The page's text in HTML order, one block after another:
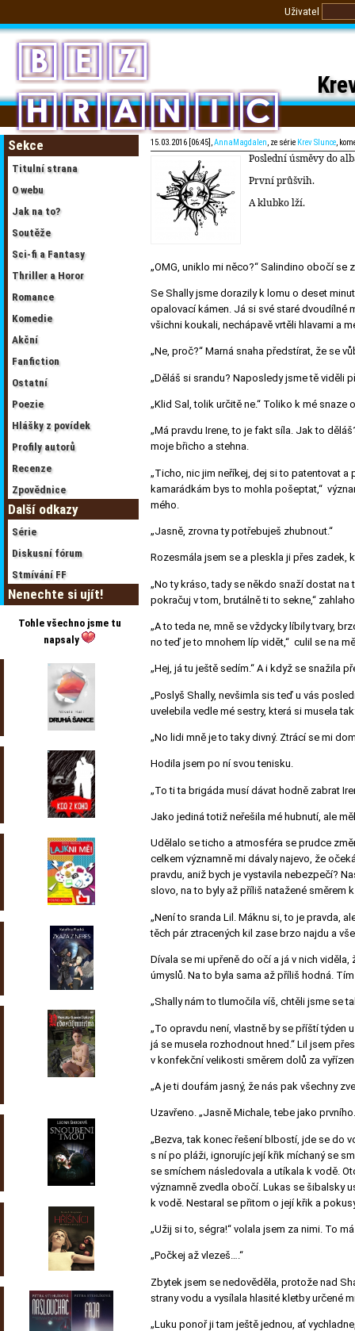
Uživatel
Sekce
Titulní strana
O webu
Jak na to?
Soutěže
Sci-fi a Fantasy
Thriller a Horor
Romance
Komedie
Akční
Fanfiction
Ostatní
Poezie
Hlášky z povídek
Profily autorů
Recenze
Zpovědnice
Další odkazy
Série
Diskusní fórum
Stmívání FF
Nenechte si ujít!
Tohle všechno jsme tu
napsaly
15.03.2016 [06:45],AnnaMagdalen, ze série Krev Slunce,
Poslední úsměvy do
První průšvih.
A klubko lží.
„OMG, uniklo mi něco?“ Salindino obočí
Se Shally jsme dorazily k lomu o deset
opalovací kámen. Já si své staré dvoudílné
všichni koukali, nechápavě vrtěli hlavami a
„Ne, proč?“ Marná snaha předstírat, že se
„Děláš si srandu? Naposledy jsme tě viděli
„Klid Sal, tolik určitě ne.“ Toliko k mé snaze
„Má pravdu Irene, to je fakt síla. Jak to
moje břicho a stehna.
„Ticho, nic jim neříkej, dej si to patentovat
kamarádkám bys to mohla pošeptat,“
mého.
„Jasně, zrovna ty potřebuješ zhubnout.“
Rozesmála jsem se a pleskla ji přes zadek,
„No ty kráso, tady se někdo snaží dostat
pokračuj v tom, brutálně ti to sekne,“
„A to teda ne, mně se vždycky líbily tvary,
no teď je to mnohem líp vidět,“ culil se na
„Hej, já tu ještě sedím.“ A i když se snažila
„Poslyš Shally, nevšimla sis teď u vás
uvelebila vedle mé sestry, která si musela
„No lidi mně je to taky divný. Ztrácí se mi
Hodila jsem po ní svou tenisku.
„To ti ta brigáda musí dávat hodně zabrat
Jako jediná totiž neřešila mé hubnutí, ale
Udělalo se ticho a atmosféra se prudce
celkem významně mi dávaly najevo, že
pravdu, aniž bych je vystavila nebezpečí?
slovo, na to byly až příliš natažené směrem
„Není to sranda Lil. Máknu si, to je pravda,
těch pár ztracených kil zase brzo najdu a
Dívala se mi upřeně do očí a já v nich
úmyslů. Na to byla sama až příliš hodná.
„Shally nám to tlumočila víš, chtěli jsme se
„To opravdu není, vlastně by se příští
já se musela rozhodnout hned.“ Lil jsem
v konfekční velikosti směrem dolů za
„A je ti doufám jasný, že nás pak všechny
Uzavřeno. „Jasně Michale, tebe jako
„Bezva, tak konec řešení blbostí, jde se do
s ní po pláži, ignorujíc její křik míchaný se
se smíchem následovala a utíkala k vodě.
významně zvedla obočí. Lukas se šibalsky
k vodě. Nestaral se přitom o její křik a
„Užij si to, ségra!“ volala jsem za nimi. To
„Počkej až vlezeš….“
Zbytek jsem se nedověděla, protože nad
strany vodu a vysílala hlasité kletby určené
„Luku ponoř ji tam ještě jednou, ať